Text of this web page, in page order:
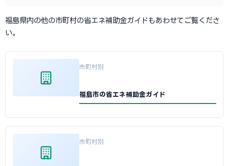
福島県内の他の市町村の省エネ補助金ガイドもあわせてご覧くださ
い。
市町村別
福島市の省エネ補助金ガイド
市町村別